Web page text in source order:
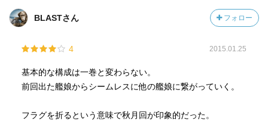
BLASTさん フォロー
4 2015.01.25
基本的な構成は一巻と変わらない。
前回出た艦娘からシームレスに他の艦娘に繋がっていく。
フラグを折るという意味で秋月回が印象的だった。